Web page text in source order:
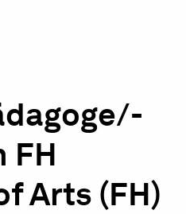
FH
Arts (FH)